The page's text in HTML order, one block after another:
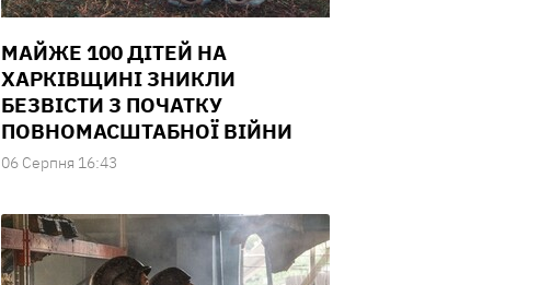
МАЙЖЕ 100 ДІТЕЙ НА
ХАРКІВЩИНІ ЗНИКЛИ
БЕЗВІСТИ З ПОЧАТКУ
ПОВНОМАСШТАБНОЇ ВІЙНИ
06 Серпня 16:43